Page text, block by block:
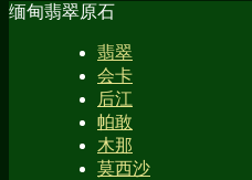
缅甸翡翠原石
翡翠
会卡
后江
帕敢
木那
莫西沙